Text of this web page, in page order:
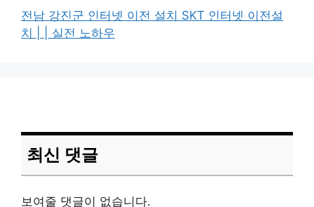
전남 강진군 인터넷 이전 설치 SKT 인터넷 이전설
치 | | 실전 노하우
최신 댓글
보여줄 댓글이 없습니다.